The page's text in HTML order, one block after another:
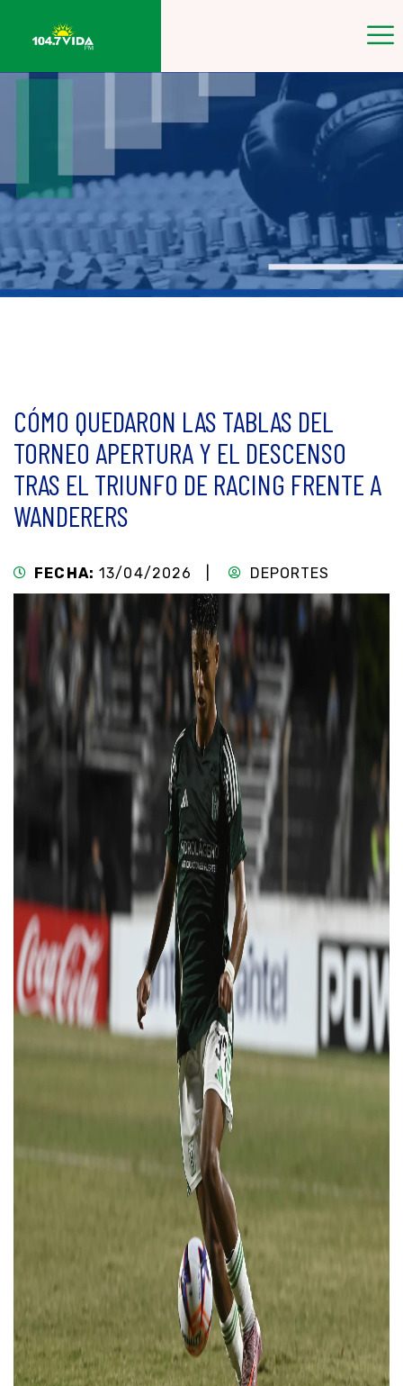
CÓMO QUEDARON LAS TABLAS DEL
TORNEO APERTURA Y EL DESCENSO
TRAS EL TRIUNFO DE RACING FRENTE A
WANDERERS
FECHA: 13/04/2026 | DEPORTES